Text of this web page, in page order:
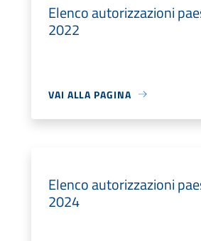
Elenco autorizzazioni
2022
VAI ALLA PAGINA
Elenco autorizzazioni
2024